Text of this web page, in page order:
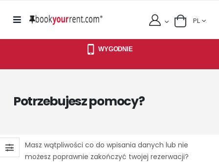
PL
WYGODNIE
Potrzebujesz pomocy?
Masz wątpliwości co do wpisania danych lub nie
możesz poprawnie zakończyć twojej rezerwacji?